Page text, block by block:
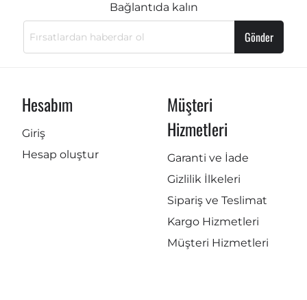
Bağlantıda kalın
Gönder
Hesabım
Giriş
Hesap oluştur
Müşteri
Hizmetleri
Garanti ve İade
Gizlilik İlkeleri
Sipariş ve Teslimat
Kargo Hizmetleri
Müşteri Hizmetleri